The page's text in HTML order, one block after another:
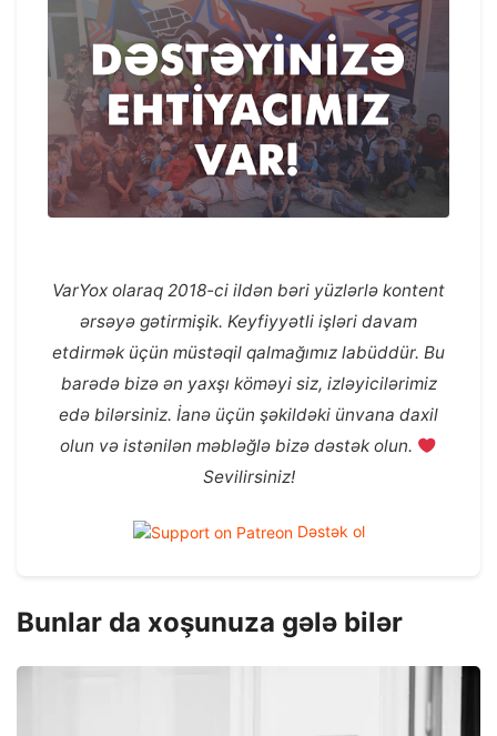
VarYox olaraq 2018-ci ildən bəri yüzlərlə kontent
ərsəyə gətirmişik. Keyfiyyətli işləri davam
etdirmək üçün müstəqil qalmağımız labüddür. Bu
barədə bizə ən yaxşı köməyi siz, izləyicilərimiz
edə bilərsiniz. İanə üçün şəkildəki ünvana daxil
olun və istənilən məbləğlə bizə dəstək olun.
Sevilirsiniz!
Dəstək ol
Bunlar da xoşunuza gələ bilər